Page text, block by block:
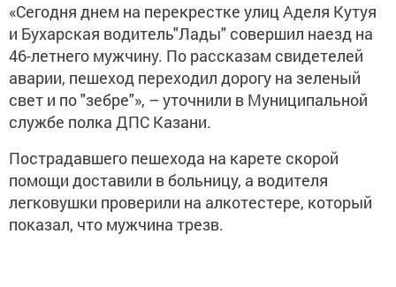
«Сегодня днем на перекрестке улиц Аделя Кутуя
и Бухарская водитель"Лады" совершил наезд на
46-летнего мужчину. По рассказам свидетелей
аварии, пешеход переходил дорогу на зеленый
свет и по "зебре"», – уточнили в Муниципальной
службе полка ДПС Казани.
Пострадавшего пешехода на карете скорой
помощи доставили в больницу, а водителя
легковушки проверили на алкотестере, который
показал, что мужчина трезв.